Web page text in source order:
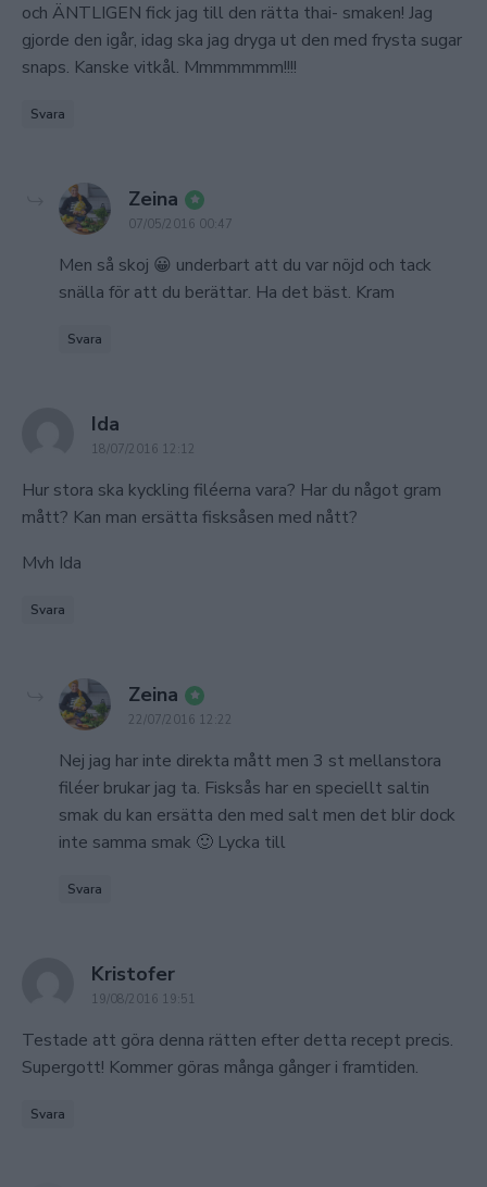
och ÄNTLIGEN fick jag till den rätta thai- smaken! Jag
gjorde den igår, idag ska jag dryga ut den med frysta sugar
snaps. Kanske vitkål. Mmmmmmm!!!!
Svara
Zeina says:
07/05/2016 00:47
Men så skoj 😀 underbart att du var nöjd och tack
snälla för att du berättar. Ha det bäst. Kram
Svara
Ida
18/07/2016 12:12
Hur stora ska kyckling filéerna vara? Har du något gram
mått? Kan man ersätta fisksåsen med nått?
Mvh Ida
Svara
Zeina says:
22/07/2016 12:22
Nej jag har inte direkta mått men 3 st mellanstora
filéer brukar jag ta. Fisksås har en speciellt saltin
smak du kan ersätta den med salt men det blir dock
inte samma smak 🙂 Lycka till
Svara
Kristofersays:
19/08/2016 19:51
Testade att göra denna rätten efter detta recept precis.
Supergott! Kommer göras många gånger i framtiden.
Svara